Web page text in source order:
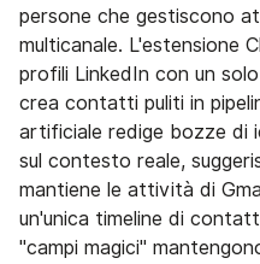
persone che gestiscono
multicanale. L'estensione
profili LinkedIn con un
crea contatti puliti in
artificiale redige bozze di
sul contesto reale,
mantiene le attività di
un'unica timeline di
"campi magici"